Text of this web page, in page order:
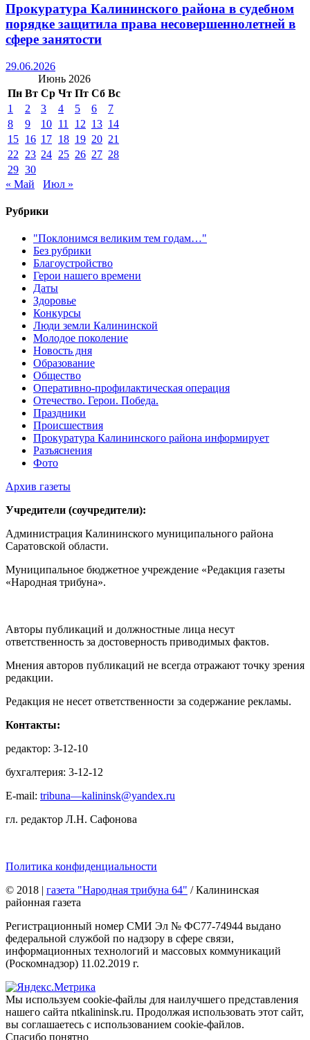
Прокуратура Калининского района в судебном
порядке защитила права несовершеннолетней в
сфере занятости
29.06.2026
Июнь 2026
Пн Вт Ср Чт Пт Сб Вс
1
2 3 4 5 6
7
8
9 10 11 12 13 14
15 16 17 18 19 20 21
22
23 24 25 26 27 28
29 30
« Май
Июл »
Рубрики
"Поклонимся великим тем годам…"
Без рубрики
Благоустройство
Герои нашего времени
Даты
Здоровье
Конкурсы
Люди земли Калининской
Молодое поколение
Новость дня
Образование
Общество
Оперативно-профилактическая операция
Отечество. Герои. Победа.
Праздники
Происшествия
Прокуратура Калининского района информирует
Разъяснения
Фото
Архив газеты
Учредители (соучредители):
Администрация Калининского муниципального района
Саратовской области.
Муниципальное бюджетное учреждение «Редакция газеты
«Народная трибуна».
Авторы публикаций и должностные лица несут
ответственность за достоверность приводимых фактов.
Мнения авторов публикаций не всегда отражают точку зрения
редакции.
Редакция не несет ответственности за содержание рекламы.
Контакты:
редактор: 3-12-10
бухгалтерия: 3-12-12
E-mail: tribuna—kalininsk@yandex.ru
гл. редактор Л.Н. Сафонова
Политика конфиденциальности
© 2018 | газета "Народная трибуна 64" / Калининская
районная газета
Регистрационный номер СМИ Эл № ФС77-74944 выдано
федеральной службой по надзору в сфере связи,
информационных технологий и массовых коммуникаций
(Роскомнадзор) 11.02.2019 г.
Мы используем cookie-файлы для наилучшего представления
нашего сайта ntkalininsk.ru. Продолжая использовать этот сайт,
вы соглашаетесь с использованием cookie-файлов.
Спасибо понятно